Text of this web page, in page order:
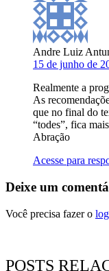
Andre Luiz
15 de junho de
Realmente a
As
que no final do
“todes”, fica
Abração
Acesse para
Deixe um
Você precisa fazer o
POSTS